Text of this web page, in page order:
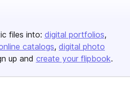
files into: digital portfolios
catalogs digital photo
up and create your flipbook.